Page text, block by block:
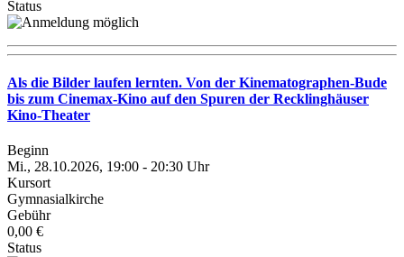
Status
Als die Bilder laufen lernten. Von der Kinematographen-Bude
bis zum Cinemax-Kino auf den Spuren der Recklinghäuser
Kino-Theater
Beginn
Mi., 28.10.2026, 19:00 - 20:30 Uhr
Kursort
Gymnasialkirche
Gebühr
0,00 €
Status